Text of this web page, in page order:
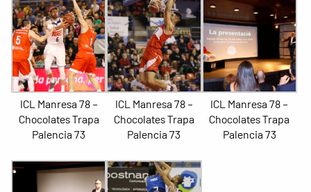
ICL Manresa 78 –
Chocolates Trapa
Palencia 73
ICL Manresa 78 –
Chocolates Trapa
Palencia 73
ICL Manresa 78 –
Chocolates Trapa
Palencia 73